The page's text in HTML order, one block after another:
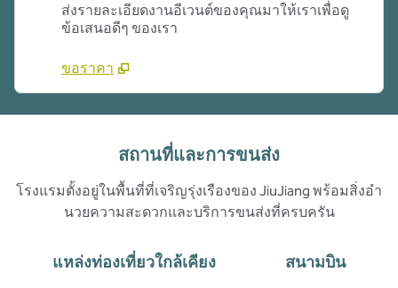
ส่งรายละเอียดงานอีเวนต์ของคุณมาให้เราเพื่อดู
ข้อเสนอดีๆ ของเรา
ขอราคา
สถานที่และการขนส่ง
โรงแรมตั้งอยู่ในพื้นที่ที่เจริญรุ่งเรืองของ JiuJiang พร้อมสิ่งอํา
นวยความสะดวกและบริการขนส่งที่ครบครัน
แหล่งท่องเที่ยวใกล้เคียง สนามบิน